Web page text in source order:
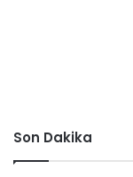
Son Dakika